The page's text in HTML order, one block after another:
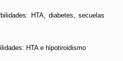
HTA, diabetes, secuelas
HTA e hipotiroidismo